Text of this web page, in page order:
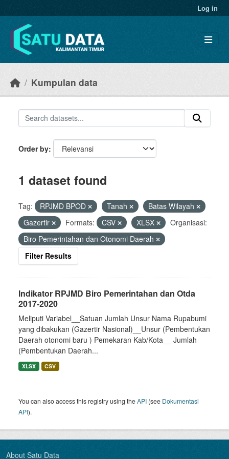
Log in
Kumpulan data
Order by
1 dataset found
Tag: RPJMD BPOD Tanah
Batas Wilayah
Gazertir
Formats: CSV XLSX
Organisasi:
Biro Pemerintahan dan Otonomi Daerah
Filter Results
Indikator RPJMD Biro Pemerintahan dan Otda
2017-2020
Meliputi Variabel__Satuan Jumlah Unsur Nama Rupabumi
yang dibakukan (Gazertir Nasional)__Unsur (Pembentukan
Daerah otonomi baru ) Pemekaran Kab/Kota__ Jumlah
(Pembentukan Daerah...
XLSX CSV
You can also access this registry using theAPI (see Dokumentasi
API).
About Satu Data